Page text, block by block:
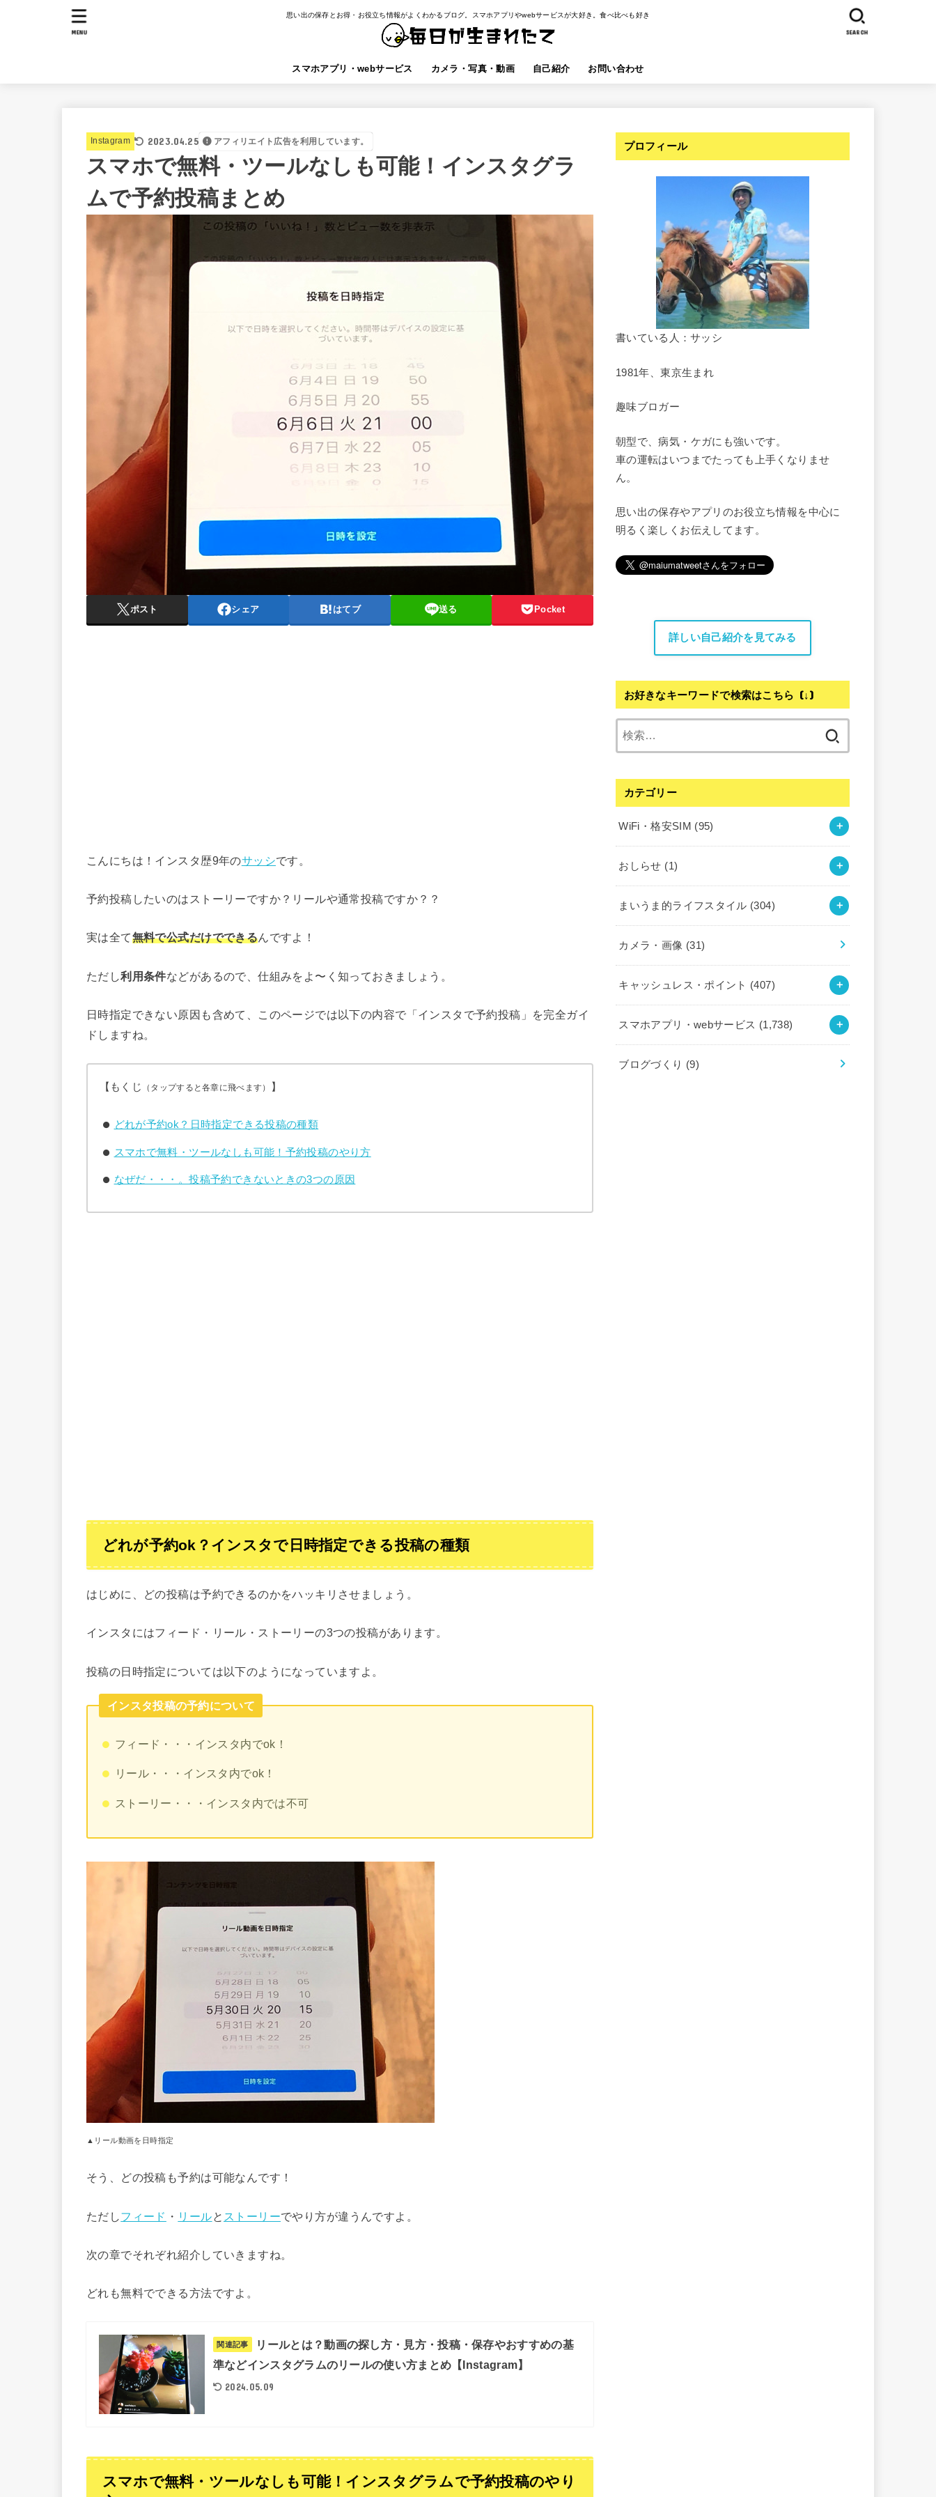
思い出の保存とお得・お役立ち情報がよくわかるブログ。スマホアプリやwebサービスが大好き。食べ比べも好き
スマホアプリ・webサービス カメラ・写真・動画 自己紹介 お問い合わせ
SEARCH
MENU
Instagram 2023.04.25 アフィリエイト広告を利用しています。
スマホで無料・ツールなしも可能！インスタグラ
ムで予約投稿まとめ
ポスト シェア はてブ 送る Pocket
こんにちは！インスタ歴9年のサッシです。
予約投稿したいのはストーリーですか？リールや通常投稿ですか？？
実は全て無料で公式だけでできるんですよ！
ただし利用条件などがあるので、仕組みをよ〜く知っておきましょう。
日時指定できない原因も含めて、このページでは以下の内容で「インスタで予約投稿」を完全ガイ
ドしますね。
【もくじ （タップすると各章に飛べます） 】
どれが予約ok？日時指定できる投稿の種類
スマホで無料・ツールなしも可能！予約投稿のやり方
なぜだ・・・。投稿予約できないときの3つの原因
どれが予約ok？インスタで日時指定できる投稿の種類
はじめに、どの投稿は予約できるのかをハッキリさせましょう。
インスタにはフィード・リール・ストーリーの3つの投稿があります。
投稿の日時指定については以下のようになっていますよ。
インスタ投稿の予約について
フィード・・・インスタ内でok！
リール・・・インスタ内でok！
ストーリー・・・インスタ内では不可
▲リール動画を日時指定
そう、どの投稿も予約は可能なんです！
ただし フィード ・ リール と ストーリーでやり方が違うんですよ。
次の章でそれぞれ紹介していきますね。
どれも無料でできる方法ですよ。
関連記事
リールとは？動画の探し方・見方・投稿・保存やおすすめの基
準などインスタグラムのリールの使い方まとめ【Instagram】
2024.05.09
スマホで無料・ツールなしも可能！インスタグラムで予約投稿のやり
プロフィール
書いている人：サッシ
1981年、東京生まれ
趣味ブロガー
朝型で、病気・ケガにも強いです。
車の運転はいつまでたっても上手くなりませ
ん。
思い出の保存やアプリのお役立ち情報を中心に
明るく楽しくお伝えしてます。
詳しい自己紹介を見てみる
お好きなキーワードで検索はこちら (↓)
カテゴリー
WiFi・格安SIM (95)
おしらせ (1)
まいうま的ライフスタイル (304)
カメラ・画像 (31)
キャッシュレス・ポイント (407)
スマホアプリ・webサービス (1,738)
ブログづくり (9)